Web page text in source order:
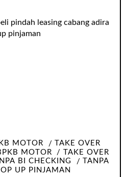
MOTOR
TAKE OVER
MOTOR
TAKE OVER
BI CHECKING
TANPA
UP PINJAMAN